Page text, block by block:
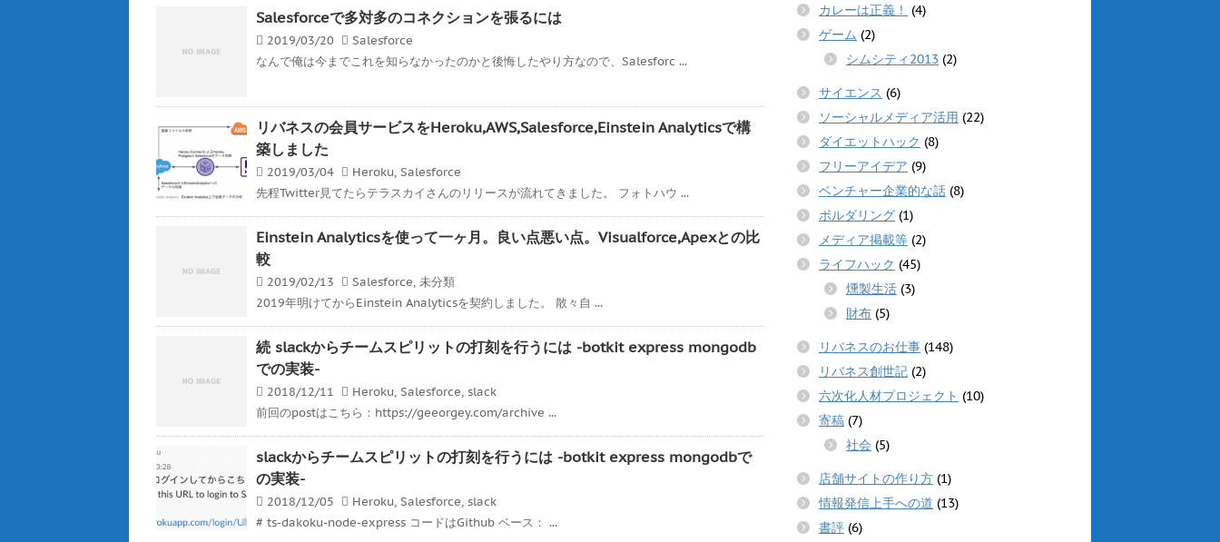
Salesforceで多対多のコネクションを張るには
2019/03/20
Salesforce
なんで俺は今までこれを知らなかったのかと後悔したやり方なので、Salesforc ...
リバネスの会員サービスをHeroku,AWS,Salesforce,Einstein Analyticsで構
築しました
2019/03/04 Heroku, Salesforce
先程Twitter見てたらテラスカイさんのリリースが流れてきました。 フォトハウ ...
Einstein Analyticsを使って一ヶ月。良い点悪い点。Visualforce,Apexとの比
較
2019/02/13 Salesforce, 未分類
2019年明けてからEinstein Analyticsを契約しました。 散々自 ...
続 slackからチームスピリットの打刻を行うには -botkit express mongodb
での実装-
2018/12/11 Heroku, Salesforce, slack
前回のpostはこちら：https://geeorgey.com/archive ...
slackからチームスピリットの打刻を行うには -botkit express mongodbで
の実装-
2018/12/05 Heroku, Salesforce, slack
# ts-dakoku-node-express コードはGithub ベース： ...
カレーは正義！
(4)
ゲーム (2)
シムシティ2013 (2)
サイエンス (6)
ソーシャルメディア活用 (22)
ダイエットハック (8)
フリーアイデア (9)
ベンチャー企業的な話 (8)
ボルダリング (1)
メディア掲載等 (2)
ライフハック (45)
燻製生活 (3)
財布 (5)
リバネスのお仕事 (148)
リバネス創世記 (2)
六次化人材プロジェクト (10)
寄稿 (7)
社会 (5)
店舗サイトの作り方 (1)
情報発信上手への道 (13)
書評 (6)